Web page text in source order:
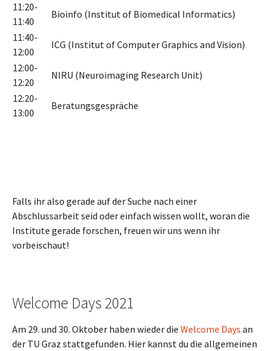
11:20-
11:40
Bioinfo (Institut of Biomedical Informatics)
11:40-
12:00
ICG (Institut of Computer Graphics and Vision)
12:00-
12:20
NIRU (Neuroimaging Research Unit)
12:20-
13:00
Beratungsgespräche
Falls ihr also gerade auf der Suche nach einer
Abschlussarbeit seid oder einfach wissen wollt, woran die
Institute gerade forschen, freuen wir uns wenn ihr
vorbeischaut!
Welcome Days 2021
Am 29. und 30. Oktober haben wieder die Welcome Days an
der TU Graz stattgefunden. Hier kannst du die allgemeinen